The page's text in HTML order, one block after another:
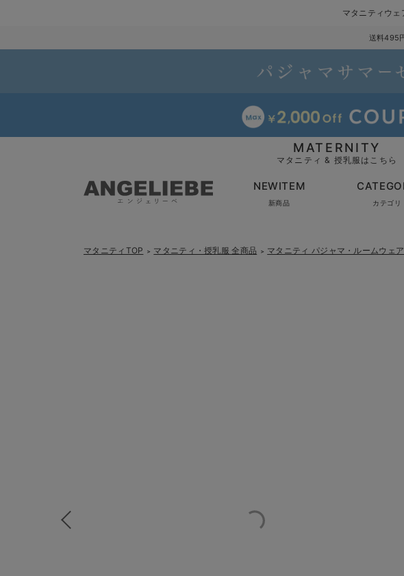
マタニティウ
送料495
MATERNITY
マタニティ & 授乳服はこちら
NEWITEM
新商品 カテゴリ
マタニティTOP ＞ マタニティ・授乳服 全商品 ＞ マタニティ パジャマ・ルームウェア